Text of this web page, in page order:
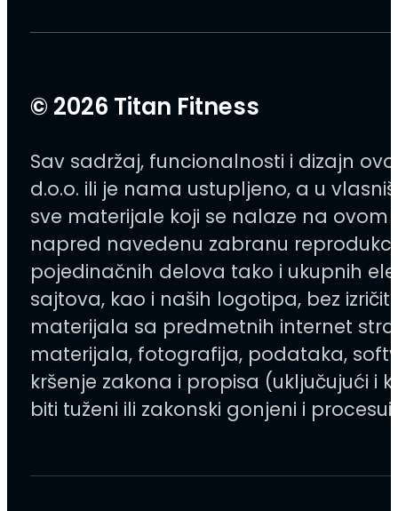
© 2026 Titan Fitness
Sav sadržaj, funcionalnosti i dizajn
d.o.o. ili je nama ustupljeno, a u
sve materijale koji se nalaze na
napred navedenu zabranu
pojedinačnih delova tako i ukupnih
sajtova, kao i naših logotipa, bez
materijala sa predmetnih internet
materijala, fotografija, podataka,
kršenje zakona i propisa (uključujući i
biti tuženi ili zakonski gonjeni i